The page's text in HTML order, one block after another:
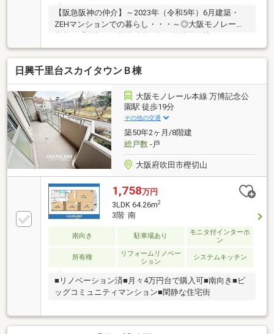
【阪急阪神の仲介】～2023年（令和5年）6月建築・
ZEHマンションでの暮らし・・・～◎大阪モノレール
彩都線「彩都西」駅徒歩約8分♪■弊社元分譲マンショ
ン「ジオ」♪■家じゅう冬温か、夏涼しい快適空間♪■新
築時に玄関土間や浴室、LDKのコーティングに加えて
全室セルフィール済♪■10階建9階部分♪■玄関横に土間
有♪■エコカラット♪（玄関・トイレ・キッチンカウン
ター）■3LDKの間取り♪■WIC有♪■南向きバルコニー・
眺望・陽当り・通風良好♪■美しい室内♪■ペット飼育可
♪（規約の制限有）■全居室フローリング♪担当中井の
おすすめ物件です！是非一度、現地をご確認くださ
い！
日興千里台スカイタウンＢ棟
大阪モノレール本線 万博記念公
園駅 徒歩19分
その他の交通
築50年2ヶ月/8階建
総戸数-戸
大阪府吹田市樫切山
1,758万円
3LDK 64.26m2
3階 南
南向き 駐車場あり
モニタ付インターホ
ン
所有権
リフォームリノベー
ション
システムキッチン
■リノベーション済■月々4万円台で購入可■南向き■ビ
ッグコミュニティマンション■閑静な住宅街